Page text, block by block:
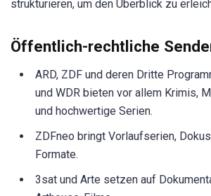
strukturieren, um den Überblick zu
Öffentlich-rechtliche
ARD, ZDF und deren Dritte
und WDR bieten vor allem Krimis,
und hochwertige Serien.
ZDFneo bringt Vorlaufserien,
Formate.
3sat und Arte setzen auf